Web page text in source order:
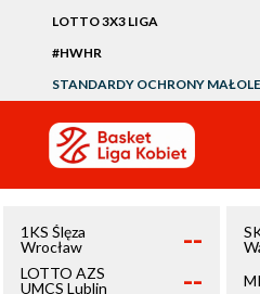
LOTTO 3X3 LIGA
#HWHR
STANDARDY OCHRONY
1KS Ślęza
Wrocław
--
LOTTO AZS
UMCS Lublin
--